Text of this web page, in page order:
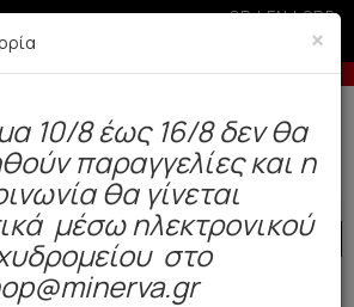
GR|EN|SRB
50€ -5% σε
των 49€. Παράδοση σε 3-5 εργάσιμες.
Χειμώνας
SALE
×
10/8 έως 16/8 δεν θα
παραγγελίες και η
θα γίνεται
μέσω ηλεκτρονικού
στο